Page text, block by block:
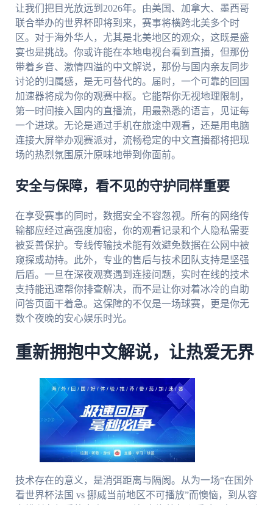
让我们把目光放远到2026年。由美国、加拿大、墨西哥
联合举办的世界杯即将到来，赛事将横跨北美多个时
区。对于海外华人，尤其是北美地区的观众，这既是盛
宴也是挑战。你或许能在本地电视台看到直播，但那份
带着乡音、激情四溢的中文解说，那份与国内亲友同步
讨论的归属感，是无可替代的。届时，一个可靠的回国
加速器将成为你的观赛中枢。它能帮你无视地理限制，
第一时间接入国内的直播流，用最熟悉的语言，见证每
一个进球。无论是通过手机在旅途中观看，还是用电脑
连接大屏举办观赛派对，流畅稳定的中文直播都将把现
场的热烈氛围原汁原味地带到你面前。
安全与保障，看不见的守护同样重要
在享受赛事的同时，数据安全不容忽视。所有的网络传
输都应经过高强度加密，你的观看记录和个人隐私需要
被妥善保护。专线传输技术能有效避免数据在公网中被
窥探或劫持。此外，专业的售后与技术团队支持是坚强
后盾。一旦在深夜观赛遇到连接问题，实时在线的技术
支持能迅速帮你排查解决，而不是让你对着冰冷的自助
问答页面干着急。这保障的不仅是一场球赛，更是你无
数个夜晚的安心娱乐时光。
重新拥抱中文解说，让热爱无界
技术存在的意义，是消弭距离与隔阂。从为一场“在国外
看世界杯法国 vs 挪威当前地区不可播放”而懊恼，到从容